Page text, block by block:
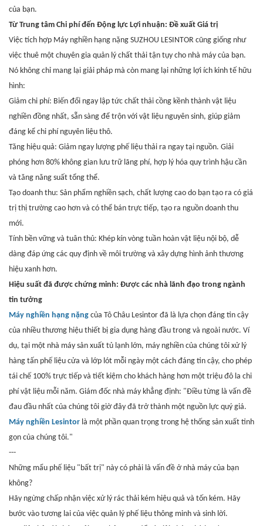
của bạn.
Từ Trung tâm Chi phí đến Động lực Lợi nhuận: Đề xuất Giá trị
Việc tích hợp Máy nghiền hạng nặng SUZHOU LESINTOR cũng giống như
việc thuê một chuyên gia quản lý chất thải tận tụy cho nhà máy của bạn.
Nó không chỉ mang lại giải pháp mà còn mang lại những lợi ích kinh tế hữu
hình:
Giảm chi phí: Biến đổi ngay lập tức chất thải cồng kềnh thành vật liệu
nghiền đồng nhất, sẵn sàng để trộn với vật liệu nguyên sinh, giúp giảm
đáng kể chi phí nguyên liệu thô.
Tăng hiệu quả: Giảm ngay lượng phế liệu thải ra ngay tại nguồn. Giải
phóng hơn 80% không gian lưu trữ lãng phí, hợp lý hóa quy trình hậu cần
và tăng năng suất tổng thể.
Tạo doanh thu: Sản phẩm nghiền sạch, chất lượng cao do bạn tạo ra có giá
trị thị trường cao hơn và có thể bán trực tiếp, tạo ra nguồn doanh thu
mới.
Tính bền vững và tuân thủ: Khép kín vòng tuần hoàn vật liệu nội bộ, dễ
dàng đáp ứng các quy định về môi trường và xây dựng hình ảnh thương
hiệu xanh hơn.
Hiệu suất đã được chứng minh: Được các nhà lãnh đạo trong ngành
tin tưởng
Máy nghiền hạng nặng của Tô Châu Lesintor đã là lựa chọn đáng tin cậy
của nhiều thương hiệu thiết bị gia dụng hàng đầu trong và ngoài nước. Ví
dụ, tại một nhà máy sản xuất tủ lạnh lớn, máy nghiền của chúng tôi xử lý
hàng tấn phế liệu cửa và lớp lót mỗi ngày một cách đáng tin cậy, cho phép
tái chế 100% trực tiếp và tiết kiệm cho khách hàng hơn một triệu đô la chi
phí vật liệu mỗi năm. Giám đốc nhà máy khẳng định: "Điều từng là vấn đề
đau đầu nhất của chúng tôi giờ đây đã trở thành một nguồn lực quý giá.
Máy nghiền Lesintor là một phần quan trọng trong hệ thống sản xuất tinh
gọn của chúng tôi."
---
Những mẩu phế liệu "bất trị" này có phải là vấn đề ở nhà máy của bạn
không?
Hãy ngừng chấp nhận việc xử lý rác thải kém hiệu quả và tốn kém. Hãy
bước vào tương lai của việc quản lý phế liệu thông minh và sinh lời.